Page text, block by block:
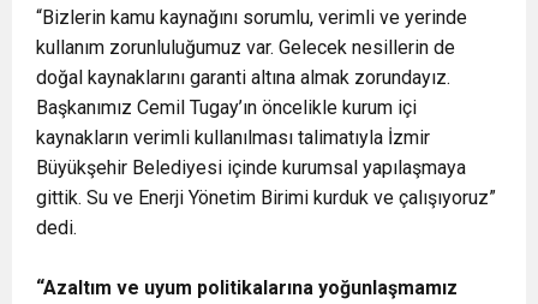
“Bizlerin kamu kaynağını sorumlu, verimli ve yerinde
kullanım zorunluluğumuz var. Gelecek nesillerin de
doğal kaynaklarını garanti altına almak zorundayız.
Başkanımız Cemil Tugay’ın öncelikle kurum içi
kaynakların verimli kullanılması talimatıyla İzmir
Büyükşehir Belediyesi içinde kurumsal yapılaşmaya
gittik. Su ve Enerji Yönetim Birimi kurduk ve çalışıyoruz”
dedi.
“Azaltım ve uyum politikalarına yoğunlaşmamız